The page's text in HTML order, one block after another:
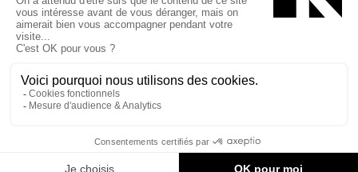
Bâtiment-Durable-Québec-1
Esquisses-1
MP-1 v2com-1
Cookies